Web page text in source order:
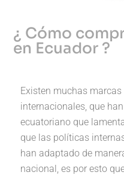
¿ Cómo
en Ecuador ?
Existen muchas
internacionales, que
ecuatoriano que
que las políticas
han adaptado de
nacional, es por esto